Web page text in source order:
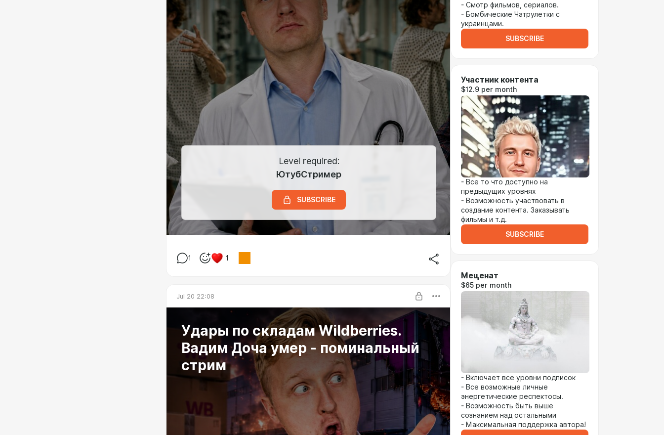
Level required:
ЮтубСтример
SUBSCRIBE
1 1
Jul 20 22:08
Удары по складам Wildberries.
Вадим Доча умер - поминальный
стрим
- Смотр фильмов, сериалов.
- Бомбические Чатрулетки с
украинцами.
SUBSCRIBE
Участник контента
$12.9 per month
- Все то что доступно на
предыдущих уровнях
- Возможность участвовать в
создание контента. Заказывать
фильмы и т.д.
SUBSCRIBE
Меценат
$65 per month
- Включает все уровни подписок
- Все возможные личные
энергетические респектосы.
- Возможность быть выше
сознанием над остальными
- Максимальная поддержка автора!